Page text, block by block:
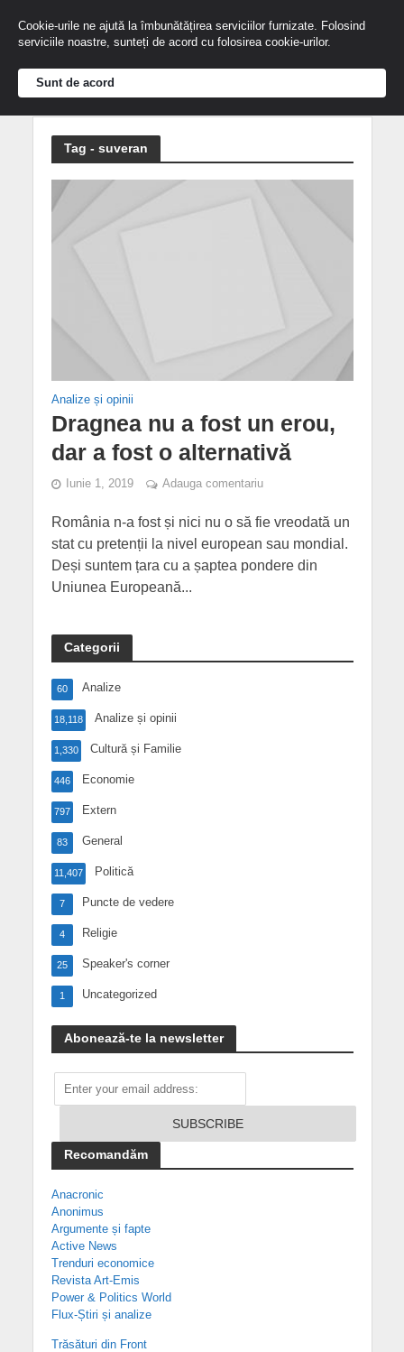
Tag - suveran
Analize și opinii
Dragnea nu a fost un erou,
dar a fost o alternativă
Iunie 1, 2019 Adauga comentariu
România n-a fost și nici nu o să fie vreodată un
stat cu pretenții la nivel european sau mondial.
Deși suntem țara cu a șaptea pondere din
Uniunea Europeană...
Categorii
Analize
60
Analize și opinii
18,118
Cultură și Familie
1,330
Economie
446
Extern
797
General
83
Politică
11,407
Puncte de vedere
7
Religie
4
Speaker's corner
25
Uncategorized
1
Abonează-te la newsletter
Recomandăm
Anacronic
Anonimus
Argumente și fapte
Active News
Trenduri economice
Revista Art-Emis
Power & Politics World
Flux-Știri și analize
Trăsături din Front
Cookie-urile ne ajută la îmbunătățirea serviciilor furnizate. Folosind
serviciile noastre, sunteți de acord cu folosirea cookie-urilor.
Sunt de acord